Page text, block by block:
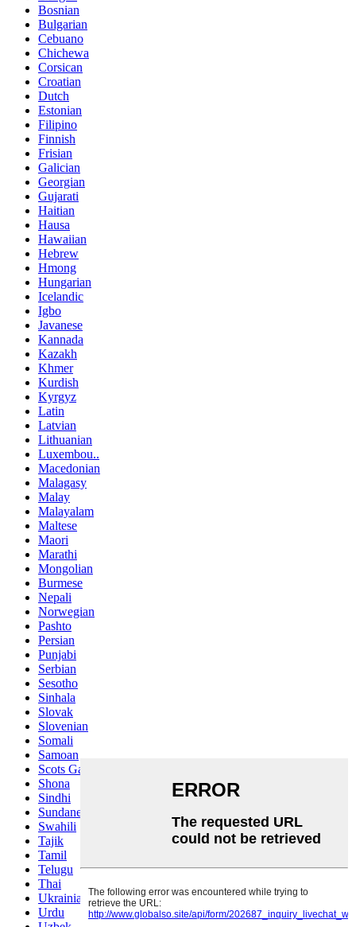
Bosnian
Bulgarian
Cebuano
Chichewa
Corsican
Croatian
Dutch
Estonian
Filipino
Finnish
Frisian
Galician
Georgian
Gujarati
Haitian
Hausa
Hawaiian
Hebrew
Hmong
Hungarian
Icelandic
Igbo
Javanese
Kannada
Kazakh
Khmer
Kurdish
Kyrgyz
Latin
Latvian
Lithuanian
Luxembou..
Macedonian
Malagasy
Malay
Malayalam
Maltese
Maori
Marathi
Mongolian
Burmese
Nepali
Norwegian
Pashto
Persian
Punjabi
Serbian
Sesotho
Sinhala
Slovak
Slovenian
Somali
Samoan
Scots Gaelic
Shona
Sindhi
Sundanese
Swahili
Tajik
Tamil
Telugu
Thai
Ukrainian
Urdu